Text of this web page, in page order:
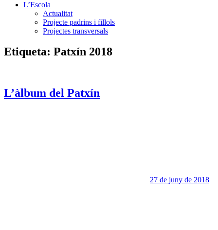
L’Escola
Actualitat
Projecte padrins i fillols
Projectes transversals
Etiqueta: Patxín 2018
L’àlbum del Patxín
27 de juny de 2018